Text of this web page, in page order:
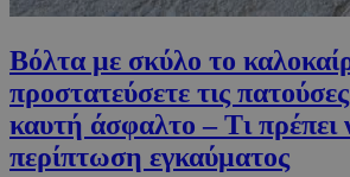
Βόλτα με σκύλο το
προστατεύσετε τις
καυτή άσφαλτο – Τι πρέπει
περίπτωση εγκαύματος